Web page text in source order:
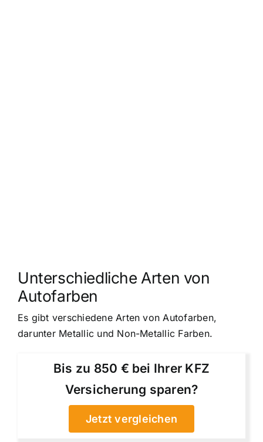
Unterschiedliche Arten von
Autofarben
Es gibt verschiedene Arten von Autofarben,
darunter Metallic und Non-Metallic Farben.
Bis zu 850 € bei Ihrer KFZ
Versicherung sparen?
Jetzt vergleichen